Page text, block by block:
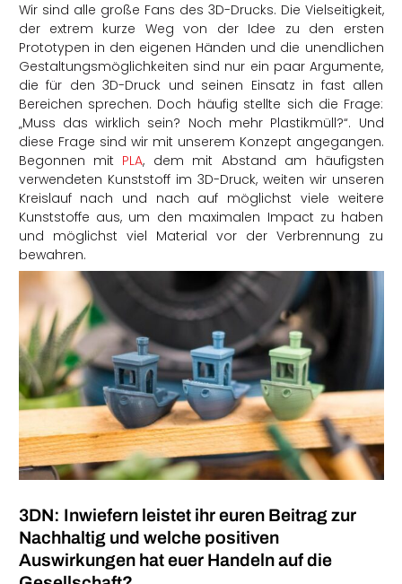
Wir sind alle große Fans des 3D-Drucks. Die Vielseitigkeit,
der extrem kurze Weg von der Idee zu den ersten
Prototypen in den eigenen Händen und die unendlichen
Gestaltungsmöglichkeiten sind nur ein paar Argumente,
die für den 3D-Druck und seinen Einsatz in fast allen
Bereichen sprechen. Doch häufig stellte sich die Frage:
„Muss das wirklich sein? Noch mehr Plastikmüll?“. Und
diese Frage sind wir mit unserem Konzept angegangen.
Begonnen mit PLA, dem mit Abstand am häufigsten
verwendeten Kunststoff im 3D-Druck, weiten wir unseren
Kreislauf nach und nach auf möglichst viele weitere
Kunststoffe aus, um den maximalen Impact zu haben
und möglichst viel Material vor der Verbrennung zu
bewahren.
3DN: Inwiefern leistet ihr euren Beitrag zur
Nachhaltig und welche positiven
Auswirkungen hat euer Handeln auf die